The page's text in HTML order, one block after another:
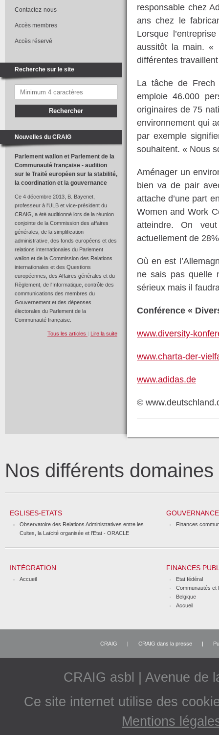
Contactez-nous
Accès membres
Accès réservé
Recherche sur le site
Nouvelles du CRAIG
Parlement wallon et Parlement de la
Communauté française - audition
sur le Traité européen sur la stabilité,
la coordination et la gouvernance
Ce 4 décembre 2013, B. Bayenet,
professeur à l'ULB et vice-président du
CRAIG, a été auditionné lors de la réunion
conjointe de la Commission des affaires
générales, de la simplification
administrative, des fonds européens et des
relations internationales du Parlement
wallon et de la Commission des Relations
internationales et des Questions
européennes, des Affaires générales et du
Règlement, de l'Informatique, contrôle des
communications des membres du
Gouvernement et des dépenses
électorales du Parlement de la
Communauté française.
Tous les articles | Lire la suite
responsable chez
ans chez le
Lorsque
aussitôt la main. «
différentes
La tâche de Frech
emploie 46.000
originaires de 75
environnement qui
par exemple
souhaitent. « Nous
Aménager un
bien va de pair
attache d’une part
Women and Work
atteindre. On
actuellement de
Où en est
ne sais pas quelle
sérieux mais il
Conférence «
www.diversity-
www.charta-der-
www.adidas.de
©
Nos différents
EGLISES-ETATS
Observatoire des Relations Administratives entre les
Cultes, la Laïcité organisée et l'Etat - ORACLE
Finances
INTÉGRATION
Accueil
FINANCES
Etat fédéral
Communautés et
Belgique
Accueil
CRAIG | CRAIG dans la presse |
CRAIG asbl | Avenue de
Ce site internet utilise des
Mentions